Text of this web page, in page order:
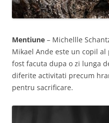
Mentiune – Michellle
Mikael Ande este un copil
fost facuta dupa o zi lunga
diferite activitati precum
pentru sacrificare.